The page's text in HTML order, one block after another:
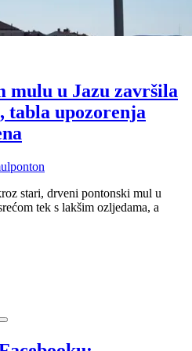
mulu u Jazu završila
tabla upozorenja
ponton
stari, drveni pontonski mul u
tek s lakšim ozljedama, a